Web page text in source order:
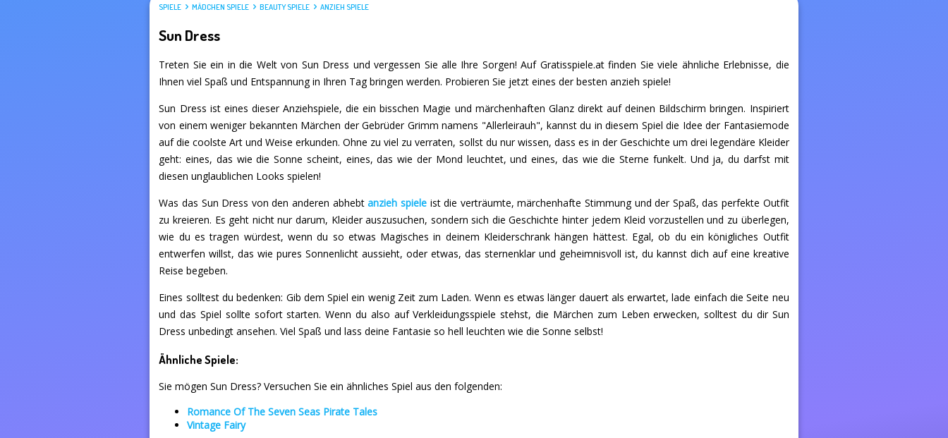
SPIELE MÄDCHEN SPIELE BEAUTY SPIELE ANZIEH SPIELE
Sun Dress
Treten Sie ein in die Welt von Sun Dress und vergessen Sie alle Ihre Sorgen! Auf Gratisspiele.at finden Sie viele ähnliche Erlebnisse, die
Ihnen viel Spaß und Entspannung in Ihren Tag bringen werden. Probieren Sie jetzt eines der besten anzieh spiele!
Sun Dress ist eines dieser Anziehspiele, die ein bisschen Magie und märchenhaften Glanz direkt auf deinen Bildschirm bringen. Inspiriert
von einem weniger bekannten Märchen der Gebrüder Grimm namens "Allerleirauh", kannst du in diesem Spiel die Idee der Fantasiemode
auf die coolste Art und Weise erkunden. Ohne zu viel zu verraten, sollst du nur wissen, dass es in der Geschichte um drei legendäre Kleider
geht: eines, das wie die Sonne scheint, eines, das wie der Mond leuchtet, und eines, das wie die Sterne funkelt. Und ja, du darfst mit
diesen unglaublichen Looks spielen!
Was das Sun Dress von den anderen abhebtanzieh spieleist die verträumte, märchenhafte Stimmung und der Spaß, das perfekte Outfit
zu kreieren. Es geht nicht nur darum, Kleider auszusuchen, sondern sich die Geschichte hinter jedem Kleid vorzustellen und zu überlegen,
wie du es tragen würdest, wenn du so etwas Magisches in deinem Kleiderschrank hängen hättest. Egal, ob du ein königliches Outfit
entwerfen willst, das wie pures Sonnenlicht aussieht, oder etwas, das sternenklar und geheimnisvoll ist, du kannst dich auf eine kreative
Reise begeben.
Eines solltest du bedenken: Gib dem Spiel ein wenig Zeit zum Laden. Wenn es etwas länger dauert als erwartet, lade einfach die Seite neu
und das Spiel sollte sofort starten. Wenn du also auf Verkleidungsspiele stehst, die Märchen zum Leben erwecken, solltest du dir Sun
Dress unbedingt ansehen. Viel Spaß und lass deine Fantasie so hell leuchten wie die Sonne selbst!
Ähnliche Spiele:
Sie mögen Sun Dress? Versuchen Sie ein ähnliches Spiel aus den folgenden:
Romance Of The Seven Seas Pirate Tales
Vintage Fairy